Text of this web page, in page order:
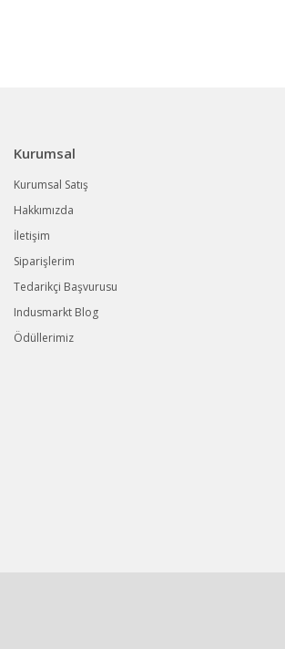
Kurumsal
Kurumsal Satış
Hakkımızda
İletişim
Siparişlerim
Tedarikçi Başvurusu
Indusmarkt Blog
Ödüllerimiz